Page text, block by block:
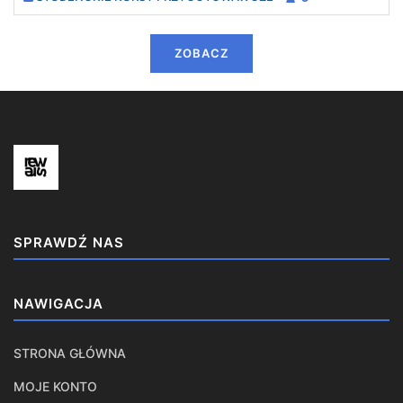
ZOBACZ
SPRAWDŹ NAS
NAWIGACJA
STRONA GŁÓWNA
MOJE KONTO